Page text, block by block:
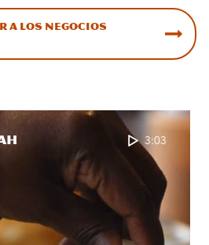
a los negocios
3:03